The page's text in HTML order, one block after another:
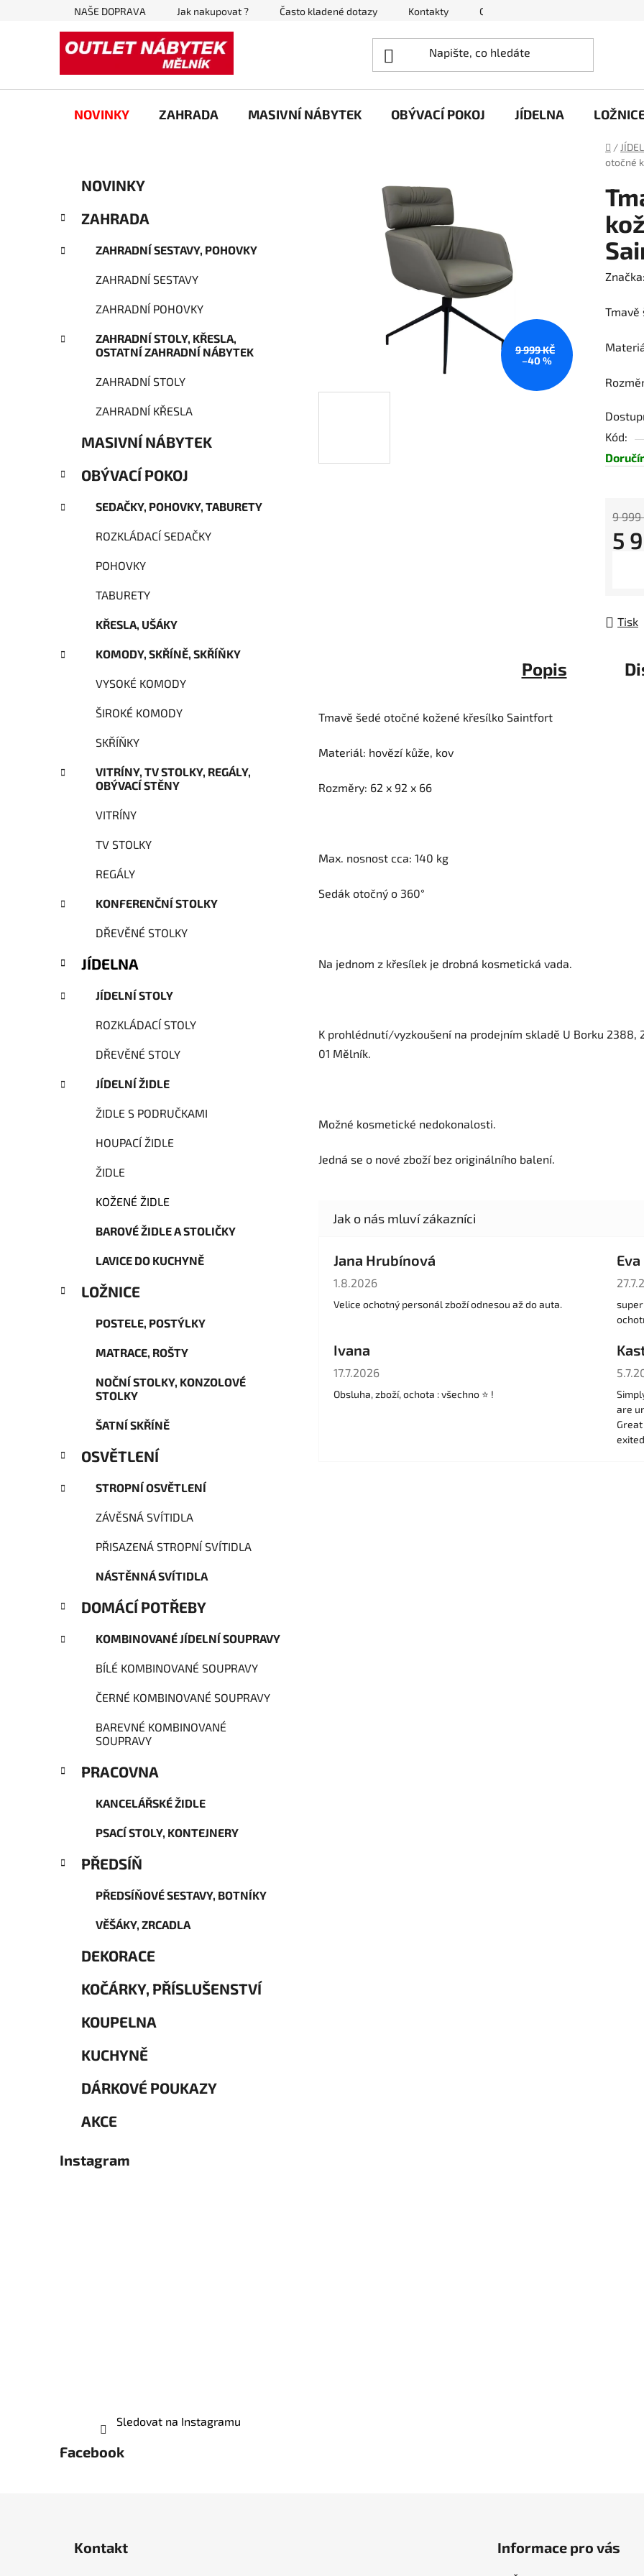
NAŠE DOPRAVA Jak nakupovat ? Často kladené dotazy Kontakty Obchodní podmínky
NOVINKY ZAHRADA MASIVNÍ NÁBYTEK OBÝVACÍ POKOJ JÍDELNA
Domů
/
otočné
s
r
p
kategorie
e
o
NOVINKY
ZAHRADA
ZAHRADNÍ SESTAVY, POHOVKY
ZAHRADNÍ SESTAVY
ZAHRADNÍ POHOVKY
ZAHRADNÍ STOLY, KŘESLA,
OSTATNÍ ZAHRADNÍ NÁBYTEK
ZAHRADNÍ STOLY
ZAHRADNÍ KŘESLA
MASIVNÍ NÁBYTEK
OBÝVACÍ POKOJ
SEDAČKY, POHOVKY, TABURETY
ROZKLÁDACÍ SEDAČKY
POHOVKY
TABURETY
KŘESLA, UŠÁKY
KOMODY, SKŘÍNĚ, SKŘÍŇKY
VYSOKÉ KOMODY
ŠIROKÉ KOMODY
SKŘÍŇKY
VITRÍNY, TV STOLKY, REGÁLY,
OBÝVACÍ STĚNY
VITRÍNY
TV STOLKY
REGÁLY
KONFERENČNÍ STOLKY
DŘEVĚNÉ STOLKY
JÍDELNA
JÍDELNÍ STOLY
ROZKLÁDACÍ STOLY
DŘEVĚNÉ STOLY
JÍDELNÍ ŽIDLE
ŽIDLE S PODRUČKAMI
HOUPACÍ ŽIDLE
ŽIDLE
KOŽENÉ ŽIDLE
BAROVÉ ŽIDLE A STOLIČKY
LAVICE DO KUCHYNĚ
LOŽNICE
POSTELE, POSTÝLKY
MATRACE, ROŠTY
NOČNÍ STOLKY, KONZOLOVÉ
STOLKY
ŠATNÍ SKŘÍNĚ
OSVĚTLENÍ
STROPNÍ OSVĚTLENÍ
ZÁVĚSNÁ SVÍTIDLA
PŘISAZENÁ STROPNÍ SVÍTIDLA
NÁSTĚNNÁ SVÍTIDLA
DOMÁCÍ POTŘEBY
KOMBINOVANÉ JÍDELNÍ SOUPRAVY
BÍLÉ KOMBINOVANÉ SOUPRAVY
ČERNÉ KOMBINOVANÉ SOUPRAVY
BAREVNÉ KOMBINOVANÉ
SOUPRAVY
PRACOVNA
KANCELÁŘSKÉ ŽIDLE
PSACÍ STOLY, KONTEJNERY
PŘEDSÍŇ
PŘEDSÍŇOVÉ SESTAVY, BOTNÍKY
VĚŠÁKY, ZRCADLA
DEKORACE
KOČÁRKY, PŘÍSLUŠENSTVÍ
KOUPELNA
KUCHYNĚ
DÁRKOVÉ POUKAZY
AKCE
Instagram
Sledovat na Instagramu
Facebook
Značka:
Tmavě
Kód:
9 999
5
Tisk
9 999 KČ
–40 %
Popis
Tmavě šedé otočné kožené křesílko Saintfort
Materiál: hovězí kůže, kov
Rozměry: 62 x 92 x 66
Max. nosnost cca: 140 kg
Sedák otočný o 360°
Na jednom z křesílek je drobná kosmetická vada.
K prohlédnutí/vyzkoušení na prodejním skladě U Borku 2388,
01 Mělník.
Možné kosmetické nedokonalosti.
Jedná se o nové zboží bez originálního balení.
Jana Hrubínová
Hodnocení obchodu je 5 z 5 hvězdiček.
1.8.2026
Velice ochotný personál zboží odnesou až do auta.
Eva
Ivana
Hodnocení obchodu je 5 z 5 hvězdiček.
17.7.2026
Obsluha, zboží, ochota : všechno ⭐️ !
are
Kontakt Informace pro vás